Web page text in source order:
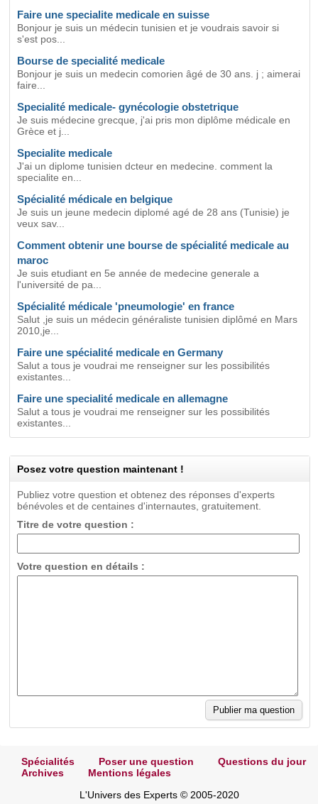
Faire une specialite medicale en suisse
Bonjour je suis un médecin tunisien et je voudrais savoir si
s'est pos...
Bourse de specialité medicale
Bonjour je suis un medecin comorien âgé de 30 ans. j ; aimerai
faire...
Specialité medicale- gynécologie obstetrique
Je suis médecine grecque, j'ai pris mon diplôme médicale en
Grèce et j...
Specialite medicale
J'ai un diplome tunisien dcteur en medecine. comment la
specialite en...
Spécialité médicale en belgique
Je suis un jeune medecin diplomé agé de 28 ans (Tunisie) je
veux sav...
Comment obtenir une bourse de spécialité medicale au
maroc
Je suis etudiant en 5e année de medecine generale a
l'université de pa...
Spécialité médicale 'pneumologie' en france
Salut ,je suis un médecin généraliste tunisien diplômé en Mars
2010,je...
Faire une spécialité medicale en Germany
Salut a tous je voudrai me renseigner sur les possibilités
existantes...
Faire une specialité medicale en allemagne
Salut a tous je voudrai me renseigner sur les possibilités
existantes...
Posez votre question maintenant !
Publiez votre question et obtenez des réponses d'experts
bénévoles et de centaines d'internautes, gratuitement.
Titre de votre question :
Votre question en détails :
Spécialités Poser une question
Questions du jour
Archives
Mentions légales
L'Univers des Experts © 2005-2020